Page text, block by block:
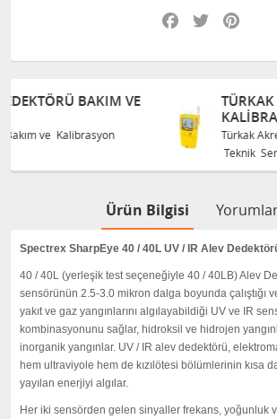
Facebook
Twitter
TÜRKAK AKREDITE GAZ
Türkak Akredite Gaz Dedektörü
Teknik Servis Hizmetleri
Ürün Bilgisi
Spectrex SharpEye 40 / 40L UV / IR Alev
40 / 40L (yerleşik test seçeneğiyle 40 / 40LB) Alev
sensörünün 2.5-3.0 mikron dalga boyunda çalıştığı
yakıt ve gaz yangınlarını algılayabildiği UV ve IR
kombinasyonunu sağlar, hidroksil ve hidrojen
inorganik yangınlar. UV / IR alev dedektörü,
hem ultraviyole hem de kızılötesi bölümlerinin kısa
yayılan enerjiyi algılar.
Her iki sensörden gelen sinyaller frekans, yoğunluk